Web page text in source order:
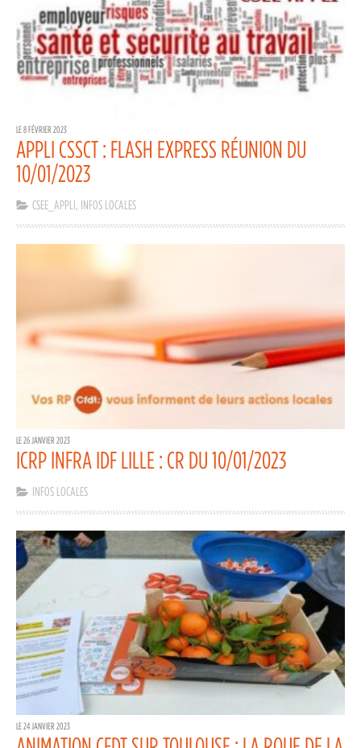
LE 8 FÉVRIER 2023
APPLI CSSCT : FLASH EXPRESS RÉUNION DU
10/01/2023
CSEE_APPLI, INFOS LOCALES
LE 26 JANVIER 2023
ICRP INFRA IDF LILLE : CR DU 10/01/2023
INFOS LOCALES
LE 24 JANVIER 2023